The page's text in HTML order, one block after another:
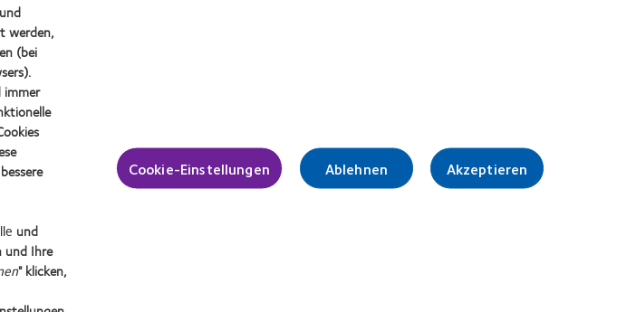
Beziehung
werden,
(bei
immer
und
und Ihre
" klicken,
Cookie-Einstellungen Ablehnen Akzeptieren